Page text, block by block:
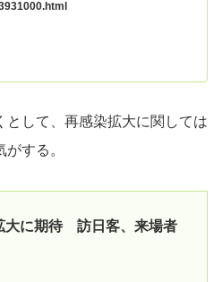
として、再感染拡大に関しては
する。
大に期待 訪日客、来場者